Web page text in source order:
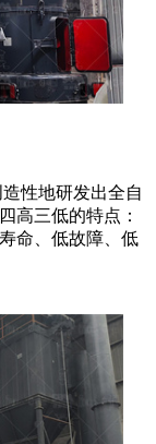
性地研发出全自
高三低的特点：
命、低故障、低